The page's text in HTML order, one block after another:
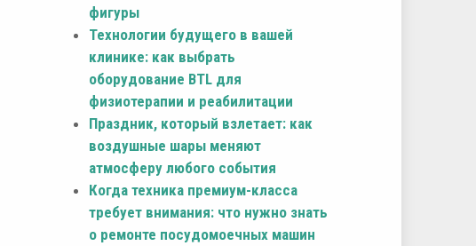
фигуры
Технологии будущего в вашей
клинике: как выбрать
оборудование BTL для
физиотерапии и реабилитации
Праздник, который взлетает: как
воздушные шары меняют
атмосферу любого события
Когда техника премиум-класса
требует внимания: что нужно знать
о ремонте посудомоечных машин